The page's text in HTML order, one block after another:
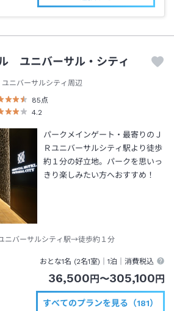
ユニバーサル・シティ
ニバーサルシティ周辺
85 点
4.2
パークメインゲート・最寄りのＪ
Ｒユニバーサルシティ駅より徒歩
約１分の好立地。パークを思いっ
きり楽しみたい方へおすすめ！
ニバーサルシティ駅→徒歩約１分
おとな1名 (2名1室)｜1泊 ｜消費税込
36,500 円 〜305,100 円
すべてのプランを見る（181）